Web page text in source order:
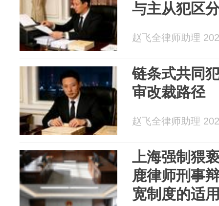
与主从犯区
赵飞全律师助理
链条式共同
审改裁路径
赵飞全律师助理
上海强制猥
鹿律师刑事
宽制度的适